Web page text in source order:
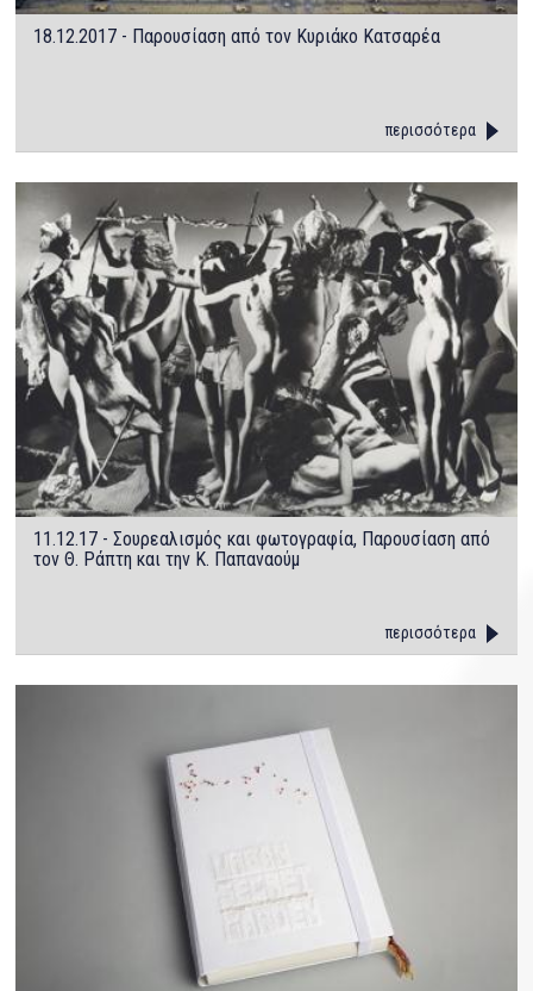
18.12.2017 - Παρουσίαση από τον Κυριάκο Κατσαρέα
περισσότερα
11.12.17 - Σουρεαλισμός και φωτογραφία, Παρουσίαση από
τον Θ. Ράπτη και την Κ. Παπαναούμ
περισσότερα